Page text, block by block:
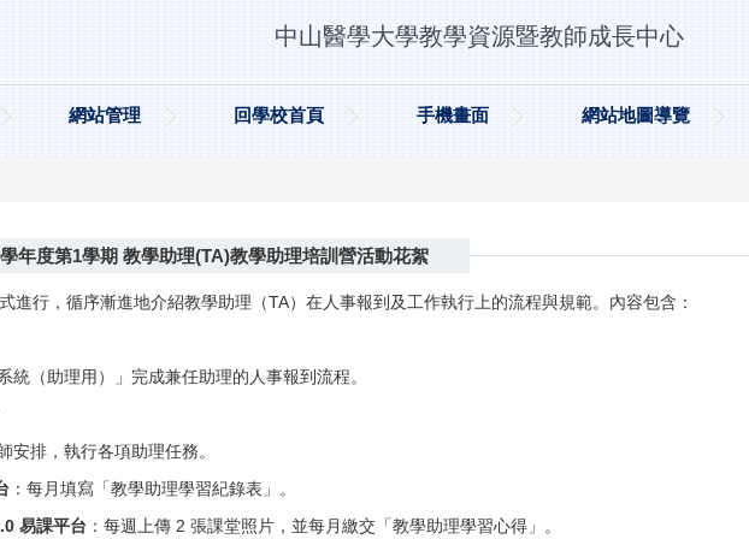
中山醫學大學教學資源暨教師成長中心
網站管理 回學校首頁 手機畫面 網站地圖導覽
學年度第1學期 教學助理(TA)教學助理培訓營活動花絮
進行，循序漸進地介紹教學助理（TA）在人事報到及工作執行上的流程與規範。內容包含：
統（助理用）」完成兼任助理的人事報到流程。
安排，執行各項助理任務。
：每月填寫「教學助理學習紀錄表」。
易課平台 ：每週上傳 2 張課堂照片，並每月繳交「教學助理學習心得」。